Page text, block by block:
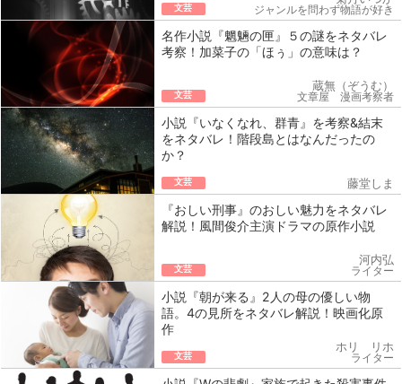
文芸
ジャンルを問わず物語が好き
名作小説『魍魎の匣』５の謎をネタバレ
考察！加菜子の「ほぅ」の意味は？
文芸
蔵無（ぞうむ）
文章屋 漫画考察者
小説『いなくなれ、群青』を考察&結末
をネタバレ！階段島とはなんだったの
か？
文芸 藤堂しま
『おしい刑事』のおしい魅力をネタバレ
解説！風間俊介主演ドラマの原作小説
文芸
河内弘
ライター
小説『朝が来る』2人の母の優しい物
語。4の見所をネタバレ解説！映画化原
作
文芸
ホリ リホ
ライター